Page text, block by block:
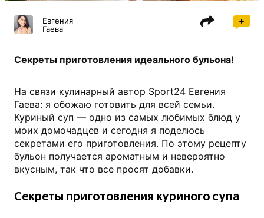
Евгения
Гаева
Секреты приготовления идеального бульона!
На связи кулинарный автор Sport24 Евгения
Гаева: я обожаю готовить для всей семьи.
Куриный суп — одно из самых любимых блюд у
моих домочадцев и сегодня я поделюсь
секретами его приготовления. По этому рецепту
бульон получается ароматным и невероятно
вкусным, так что все просят добавки.
Секреты приготовления куриного супа